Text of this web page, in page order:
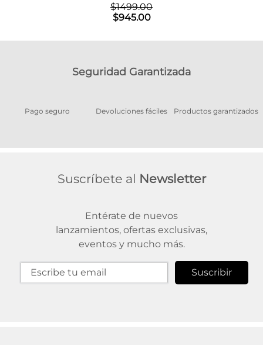
$1499.00
$945.00
Seguridad Garantizada
Pago seguro Devoluciones fáciles Productos garantizados
Suscríbete al Newsletter
Entérate de nuevos
lanzamientos, ofertas exclusivas,
eventos y mucho más.
Suscribir